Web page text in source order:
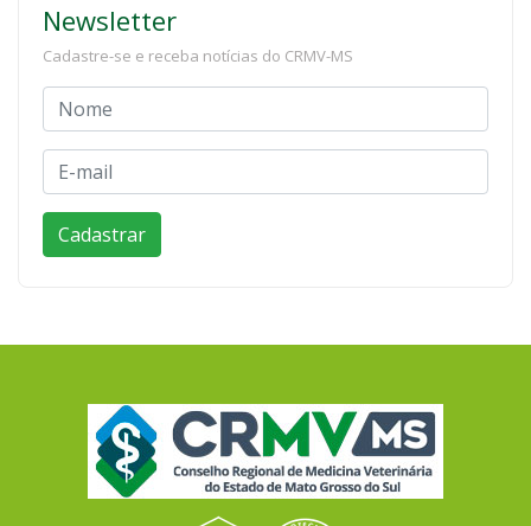
Newsletter
Cadastre-se e receba notícias do CRMV-MS